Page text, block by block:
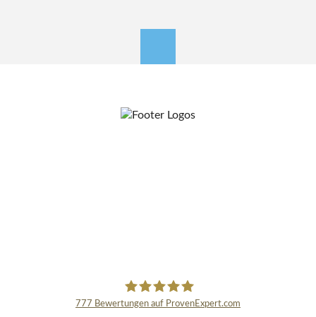
777 Bewertungen auf ProvenExpert.com